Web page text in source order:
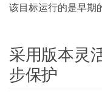
该目标运行的是早期
采用版本灵
步保护